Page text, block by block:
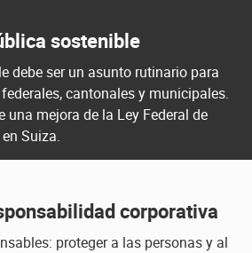
sostenible
debe ser un asunto rutinario para
cantonales y municipales.
una mejora de la Ley Federal de
Suiza.
corporativa
proteger a las personas y al